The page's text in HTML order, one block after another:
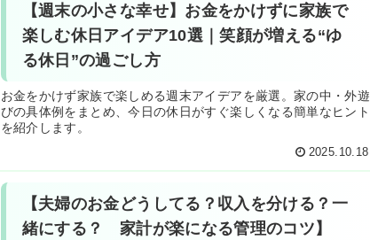
【週末の小さな幸せ】お金をかけずに家族で
楽しむ休日アイデア10選｜笑顔が増える“ゆ
る休日”の過ごし方
お金をかけず家族で楽しめる週末アイデアを厳選。家の中・外遊
びの具体例をまとめ、今日の休日がすぐ楽しくなる簡単なヒント
を紹介します。
2025.10.18
【夫婦のお金どうしてる？収入を分ける？一
緒にする？ 家計が楽になる管理のコツ】